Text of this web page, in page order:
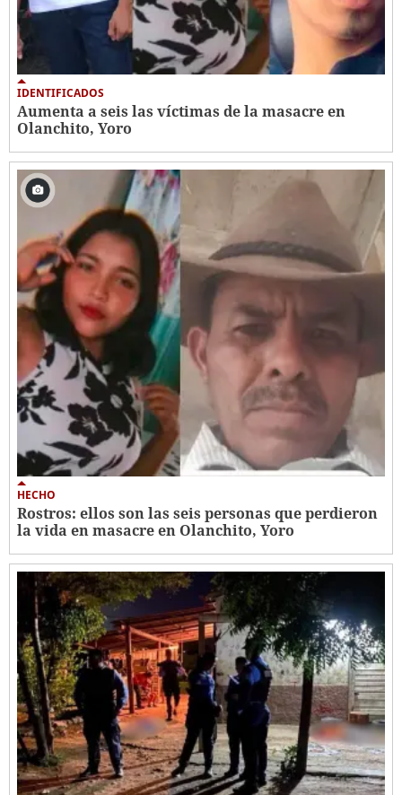
IDENTIFICADOS
Aumenta a seis las víctimas de la masacre en
Olanchito, Yoro
HECHO
Rostros: ellos son las seis personas que perdieron
la vida en masacre en Olanchito, Yoro